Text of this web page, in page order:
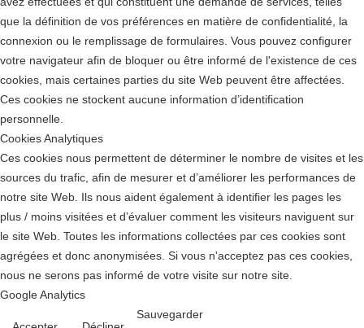
que la définition de vos préférences en matière de confidentialité, la
connexion ou le remplissage de formulaires. Vous pouvez configurer
votre navigateur afin de bloquer ou être informé de l'existence de ces
cookies, mais certaines parties du site Web peuvent être affectées.
Ces cookies ne stockent aucune information d’identification
personnelle.
Cookies Analytiques
Ces cookies nous permettent de déterminer le nombre de visites et les
sources du trafic, afin de mesurer et d’améliorer les performances de
notre site Web. Ils nous aident également à identifier les pages les
plus / moins visitées et d’évaluer comment les visiteurs naviguent sur
le site Web. Toutes les informations collectées par ces cookies sont
agrégées et donc anonymisées. Si vous n'acceptez pas ces cookies,
nous ne serons pas informé de votre visite sur notre site.
Google Analytics
Sauvegarder